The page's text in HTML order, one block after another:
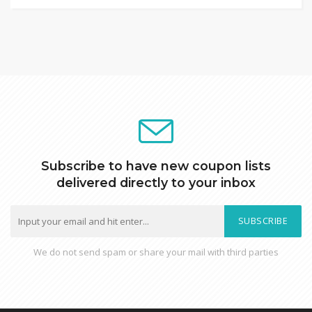
Subscribe to have new coupon lists
delivered directly to your inbox
SUBSCRIBE
We do not send spam or share your mail with third parties